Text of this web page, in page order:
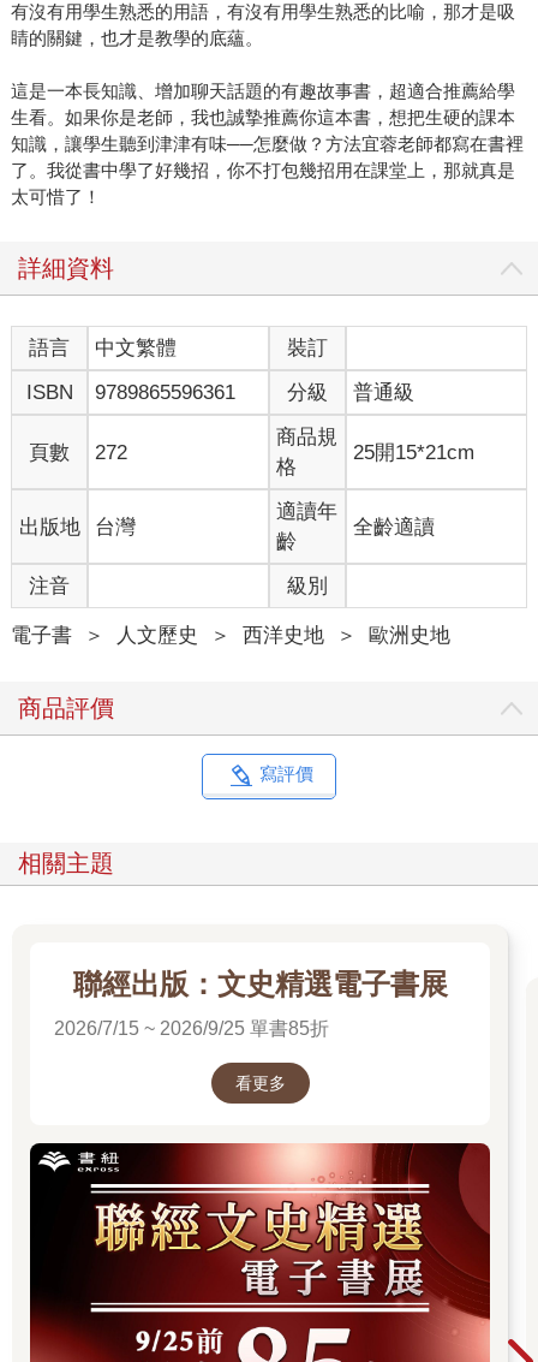
有沒有用學生熟悉的用語，有沒有用學生熟悉的比喻，那才是吸
睛的關鍵，也才是教學的底蘊。
這是一本長知識、增加聊天話題的有趣故事書，超適合推薦給學
生看。如果你是老師，我也誠摯推薦你這本書，想把生硬的課本
知識，讓學生聽到津津有味──怎麼做？方法宜蓉老師都寫在書裡
了。我從書中學了好幾招，你不打包幾招用在課堂上，那就真是
太可惜了！
詳細資料
語言 中文繁體
裝訂
ISBN
9789865596361 分級 普通級
頁數 272
商品規
格
25開15*21cm
出版地 台灣
適讀年
齡
全齡適讀
注音 級別
電子書 ＞ 人文歷史 ＞ 西洋史地 ＞ 歐洲史地
商品評價
寫評價
相關主題
聯經出版：文史精選電子書展
2026/7/15 ~ 2026/9/25 單書85折
看更多